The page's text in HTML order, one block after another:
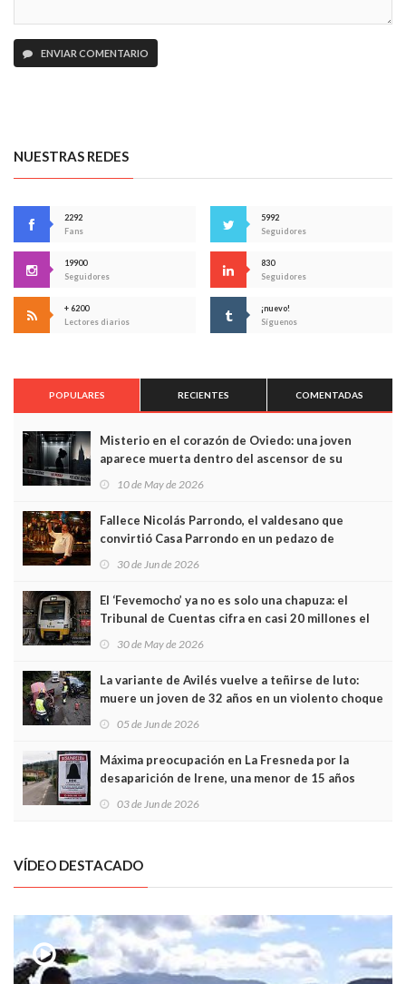
ENVIAR COMENTARIO
NUESTRAS REDES
2292
Fans
5992
Seguidores
19900
Seguidores
830
Seguidores
+ 6200
Lectores diarios
¡nuevo!
Síguenos
POPULARES RECIENTES COMENTADAS
Misterio en el corazón de Oviedo: una joven
aparece muerta dentro del ascensor de su
edificio y las cámaras captan sus últimos minutos
10 de May de 2026
Fallece Nicolás Parrondo, el valdesano que
convirtió Casa Parrondo en un pedazo de
Asturias en Madrid
30 de Jun de 2026
El ‘Fevemocho’ ya no es solo una chapuza: el
Tribunal de Cuentas cifra en casi 20 millones el
sobrecoste de los trenes que no cabían por los
30 de May de 2026
La variante de Avilés vuelve a teñirse de luto:
muere un joven de 32 años en un violento choque
frontal
05 de Jun de 2026
Máxima preocupación en La Fresneda por la
desaparición de Irene, una menor de 15 años
03 de Jun de 2026
VÍDEO DESTACADO